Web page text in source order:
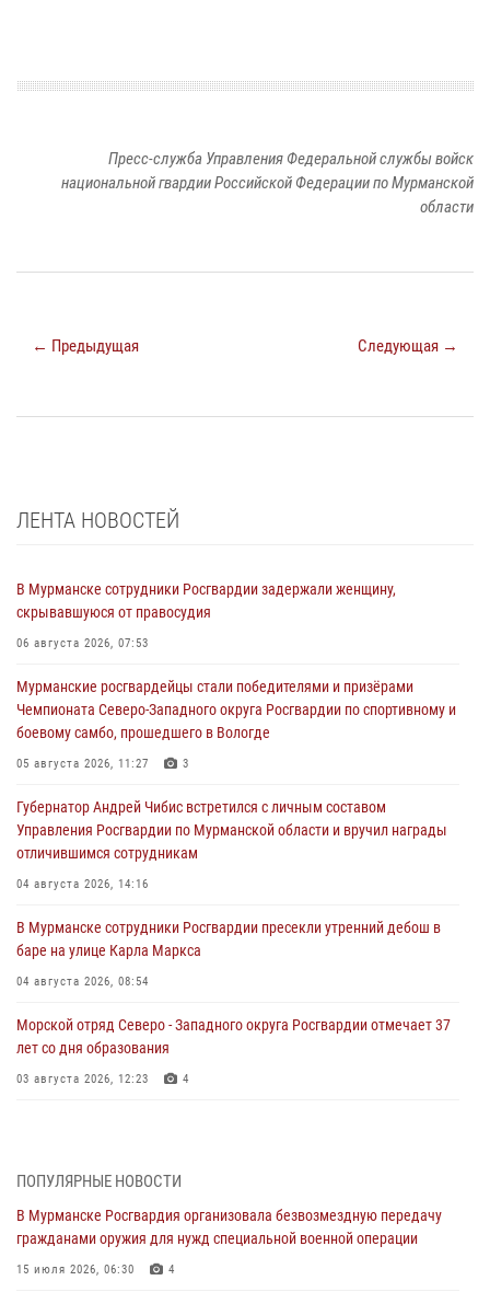
Пресс-служба Управления Федеральной службы войск
национальной гвардии Российской Федерации по Мурманской
области
← Предыдущая Следующая →
ЛЕНТА НОВОСТЕЙ
В Мурманске сотрудники Росгвардии задержали женщину,
скрывавшуюся от правосудия
06 августа 2026, 07:53
Мурманские росгвардейцы стали победителями и призёрами
Чемпионата Северо-Западного округа Росгвардии по спортивному и
боевому самбо, прошедшего в Вологде
05 августа 2026, 11:27 3
Губернатор Андрей Чибис встретился с личным составом
Управления Росгвардии по Мурманской области и вручил награды
отличившимся сотрудникам
04 августа 2026, 14:16
В Мурманске сотрудники Росгвардии пресекли утренний дебош в
баре на улице Карла Маркса
04 августа 2026, 08:54
Морской отряд Северо - Западного округа Росгвардии отмечает 37
лет со дня образования
03 августа 2026, 12:23 4
Сотрудники Росгвардии провели инструктаж по
антитеррористической защищенности для членов избирательных
ПОПУЛЯРНЫЕ НОВОСТИ
В Мурманске Росгвардия организовала безвозмездную передачу
гражданами оружия для нужд специальной военной операции
15 июля 2026, 06:30 4